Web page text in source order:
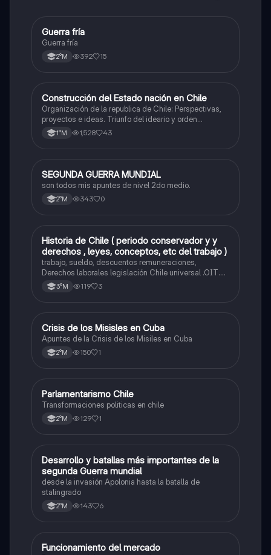
Historia
Guerra fría
Guerra fría
2°M 392 15
Historia
Construcción del Estado nación en Chile
Organización de la republica de Chile: Perspectivas,
proyectos e ideas. Triunfo del ideario y orden
conservador. Constitución de 1833. "Era Portaliana"
1°M 1,528 43
Historia
SEGUNDA GUERRA MUNDIAL
son todos mis apuntes de nivel 2do medio.
2°M 343 0
Historia
Historia de Chile ( periodo conservador y y
derechos , leyes, conceptos, etc del trabajo )
trabajo, sueldo, descuentos remuneraciones,
Derechos laborales legislación Chile universal .OIT.
Evolución de las org. trabajadores de Chile. Evolución
legislación laboral en Chile. Mecanismos protección a
3°M 119 3
Historia
Crisis de los Misisles en Cuba
Apuntes de la Crisis de los Misiles en Cuba
2°M 150 1
Historia
Parlamentarismo Chile
Transformaciones politicas en chile
2°M 129 1
Historia
Desarrollo y batallas más importantes de la
segunda Guerra mundial
desde la invasión Apolonia hasta la batalla de
stalingrado
2°M 143 6
Historia
Funcionamiento del mercado